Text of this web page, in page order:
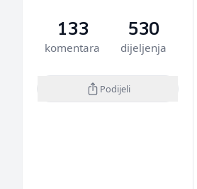
133
komentara
530
dijeljenja
Podijeli